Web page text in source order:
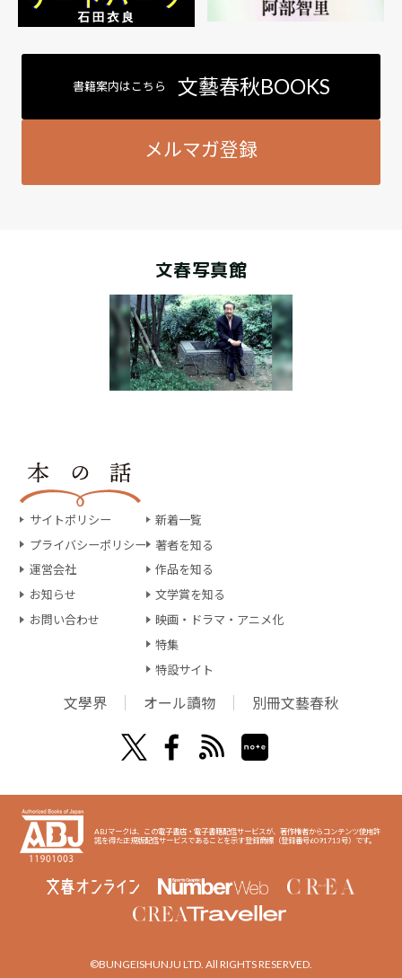
書籍案内はこちら 文藝春秋BOOKS
メルマガ登録
文春写真館
サイトポリシー
プライバシーポリシー
運営会社
お知らせ
お問い合わせ
新着一覧
著者を知る
作品を知る
文学賞を知る
映画・ドラマ・アニメ化
特集
特設サイト
文學界 オール讀物 別冊文藝春秋
ABJマークは、この電子書店・電子書籍配信サービスが、著作権者からコンテンツ使用許
諾を得た正規版配信サービスであることを示す登録商標（登録番号6091713号）です。
©BUNGEISHUNJU LTD. All RIGHTS RESERVED.